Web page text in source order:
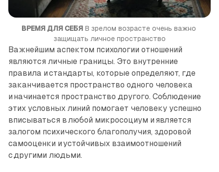
ВРЕМЯ ДЛЯ СЕБЯ В зрелом возрасте очень важно
защищать личное пространство
Важнейшим аспектом психологии отношений
являются личные границы. Это внутренние
правила и стандарты, которые определяют, где
заканчивается пространство одного человека
и начинается пространство другого. Соблюдение
этих условных линий помогает человеку успешно
вписываться в любой микросоциум и является
залогом психического благополучия, здоровой
самооценки и устойчивых взаимоотношений
с другими людьми.